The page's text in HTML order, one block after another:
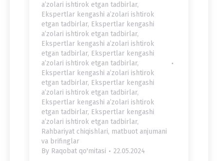
a’zolari ishtirok etgan tadbirlar,
Ekspertlar kengashi a’zolari ishtirok
etgan tadbirlar, Ekspertlar kengashi
a’zolari ishtirok etgan tadbirlar,
Ekspertlar kengashi a’zolari ishtirok
etgan tadbirlar, Ekspertlar kengashi
a’zolari ishtirok etgan tadbirlar,
Ekspertlar kengashi a’zolari ishtirok
etgan tadbirlar, Ekspertlar kengashi
a’zolari ishtirok etgan tadbirlar,
Ekspertlar kengashi a’zolari ishtirok
etgan tadbirlar, Ekspertlar kengashi
a’zolari ishtirok etgan tadbirlar,
Rahbariyat chiqishlari, matbuot anjumani
va brifinglar
By Raqobat qo'mitasi 22.05.2024